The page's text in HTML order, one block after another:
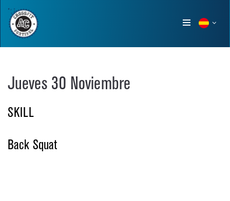
Show
Jueves 30 Noviembre
SKILL
Back Squat